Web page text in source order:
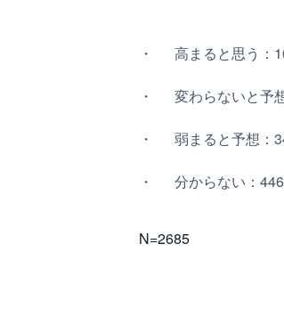
高まると思う：
変わらないと予
弱まると予想：
分からない：446
N=2685